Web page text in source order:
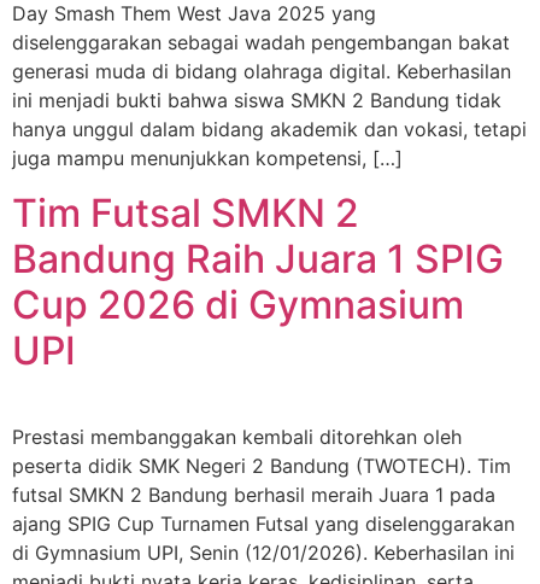
Day Smash Them West Java 2025 yang
diselenggarakan sebagai wadah pengembangan bakat
generasi muda di bidang olahraga digital. Keberhasilan
ini menjadi bukti bahwa siswa SMKN 2 Bandung tidak
hanya unggul dalam bidang akademik dan vokasi, tetapi
juga mampu menunjukkan kompetensi, […]
Tim Futsal SMKN 2
Bandung Raih Juara 1 SPIG
Cup 2026 di Gymnasium
UPI
Prestasi membanggakan kembali ditorehkan oleh
peserta didik SMK Negeri 2 Bandung (TWOTECH). Tim
futsal SMKN 2 Bandung berhasil meraih Juara 1 pada
ajang SPIG Cup Turnamen Futsal yang diselenggarakan
di Gymnasium UPI, Senin (12/01/2026). Keberhasilan ini